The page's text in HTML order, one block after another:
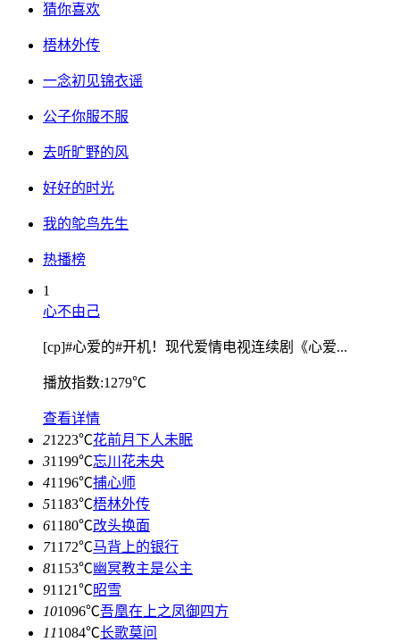
猜你喜欢
梧林外传
一念初见锦衣谣
公子你服不服
去听旷野的风
好好的时光
我的鸵鸟先生
热播榜
1
心不由己
[cp]#心爱的#开机！现代爱情电视连续剧《心爱...
播放指数:1279℃
查看详情
21223℃花前月下人未眠
31199℃忘川花未央
41196℃捕心师
51183℃梧林外传
61180℃改头换面
71172℃马背上的银行
81153℃幽冥教主是公主
91121℃昭雪
101096℃吾凰在上之凤御四方
111084℃长歌莫问